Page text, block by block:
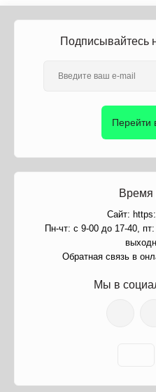
Подписывайтесь
Перейти
Время
Сайт:
Пн-чт: с 9-00 до 17-40,
Обратная связь в
Мы в